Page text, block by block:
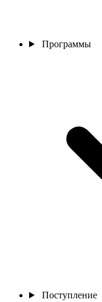
Программы
Поступление